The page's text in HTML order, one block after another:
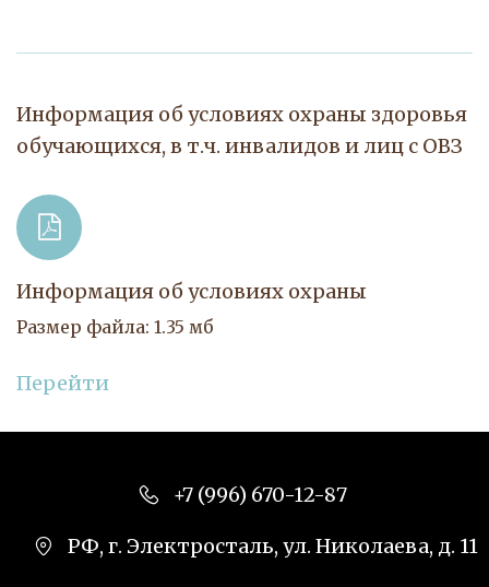
Информация об условиях охраны здоровья
обучающихся, в т.ч. инвалидов и лиц с ОВЗ
Информация об условиях охраны
Размер файла: 1.35 мб
Перейти
РФ, г. Электросталь, ул. Николаева, д. 11
+7 (996) 670-12-87